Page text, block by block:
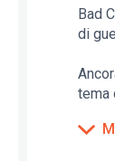
Bad
di
tema